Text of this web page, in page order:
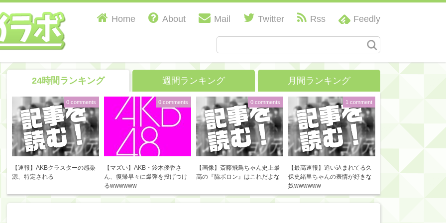
Home About Mail Twitter Rss Feedly
24時間ランキング 週間ランキング 月間ランキング
【速報】AKBクラスターの感染
源、特定される
0 comments
【マズい】AKB・鈴木優香さ
ん、復帰早々に爆弾を投げつけ
るwwwwww
0 comments
【画像】斎藤飛鳥ちゃん史上最
高の『脇ボロン』はこれだよな
0 comments
【最高速報】追い込まれてる久
保史緒里ちゃんの表情が好きな
奴wwwwww
1 comment